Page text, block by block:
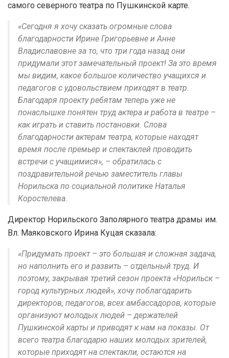
самого северного театра по Пушкинской карте.
«Сегодня я хочу сказать огромные слова
благодарности Ирине Григорьевне и Анне
Владиславовне за то, что три года назад они
придумали этот замечательный проект! За это время
мы видим, какое большое количество учащихся и
педагогов с удовольствием приходят в театр.
Благодаря проекту ребятам теперь уже не
понаслышке понятен труд актера и работа в театре –
как играть и ставить постановки. Слова
благодарности актерам театра, которые находят
время после премьер и спектаклей проводить
встречи с учащимися», – обратилась с
поздравительной речью заместитель главы
Норильска по социальной политике Наталья
Коростелева.
Директор Норильского Заполярного театра драмы им.
Вл. Маяковского Ирина Куцая сказала:
«Придумать проект – это большая и сложная задача,
но наполнить его и развить – отдельный труд. И
поэтому, закрывая третий сезон проекта «Норильск –
город культурных людей», хочу поблагодарить
директоров, педагогов, всех амбассадоров, которые
организуют молодых людей – держателей
Пушкинской карты и приводят к нам на показы. От
всего театра благодарю наших молодых зрителей,
которые приходят на спектакли, остаются на